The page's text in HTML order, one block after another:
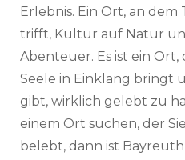
Erlebnis. Ein Ort, an
trifft, Kultur auf Natur
Abenteuer. Es ist ein Ort,
Seele in Einklang bringt
gibt, wirklich gelebt zu
einem Ort suchen, der
belebt, dann ist